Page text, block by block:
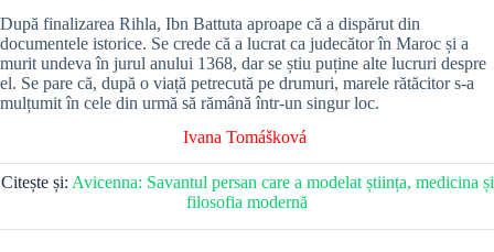
După finalizarea Rihla, Ibn Battuta aproape că a dispărut din
documentele istorice. Se crede că a lucrat ca judecător în Maroc și a
murit undeva în jurul anului 1368, dar se știu puține alte lucruri despre
el. Se pare că, după o viață petrecută pe drumuri, marele rătăcitor s-a
mulțumit în cele din urmă să rămână într-un singur loc.
Ivana Tomášková
Citește și: Avicenna: Savantul persan care a modelat știința, medicina și
filosofia modernă